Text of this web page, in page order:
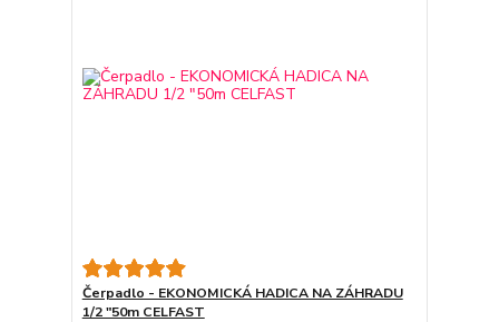
Čerpadlo - EKONOMICKÁ HADICA NA ZÁHRADU
1/2 "50m CELFAST